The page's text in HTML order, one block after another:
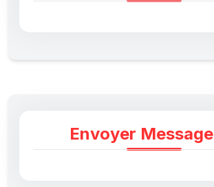
Envoyer Message